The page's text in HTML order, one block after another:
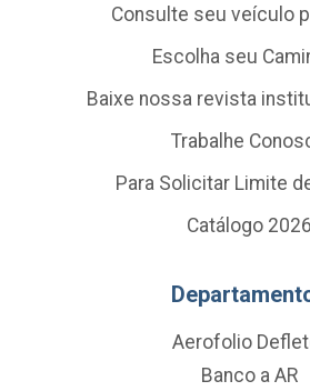
Consulte seu veículo
Escolha seu
Baixe nossa revista
Trabalhe
Para Solicitar Limite
Catálogo 2026
Aerofolio
Banco a AR